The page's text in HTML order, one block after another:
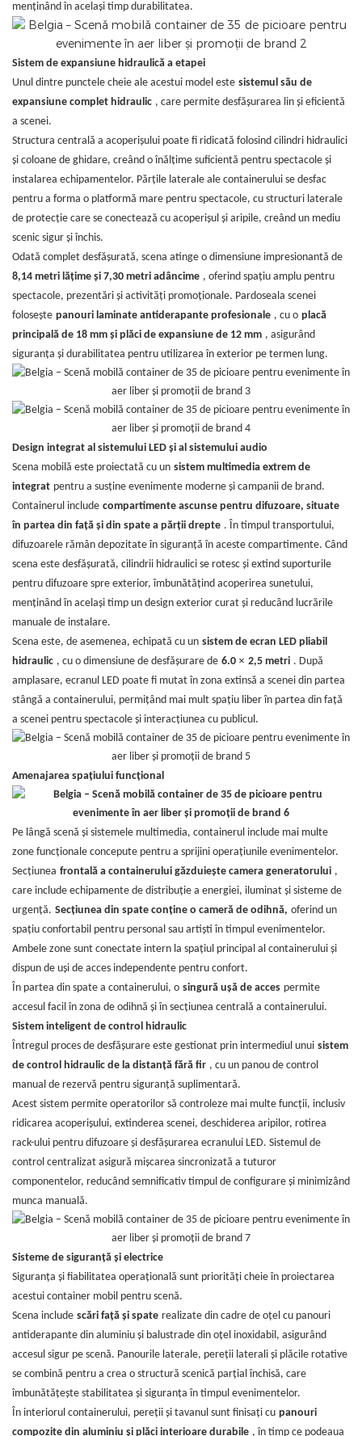
menținând în același timp durabilitatea.
Sistem de expansiune hidraulică a etapei
Unul dintre punctele cheie ale acestui model este sistemul său de
expansiune complet hidraulic , care permite desfășurarea lin și eficientă
a scenei.
Structura centrală a acoperișului poate fi ridicată folosind cilindri hidraulici
și coloane de ghidare, creând o înălțime suficientă pentru spectacole și
instalarea echipamentelor. Părțile laterale ale containerului se desfac
pentru a forma o platformă mare pentru spectacole, cu structuri laterale
de protecție care se conectează cu acoperișul și aripile, creând un mediu
scenic sigur și închis.
Odată complet desfășurată, scena atinge o dimensiune impresionantă de
8,14 metri lățime și 7,30 metri adâncime , oferind spațiu amplu pentru
spectacole, prezentări și activități promoționale. Pardoseala scenei
folosește panouri laminate antiderapante profesionale , cu o placă
principală de 18 mm și plăci de expansiune de 12 mm , asigurând
siguranța și durabilitatea pentru utilizarea în exterior pe termen lung.
Design integrat al sistemului LED și al sistemului audio
Scena mobilă este proiectată cu un sistem multimedia extrem de
integrat pentru a susține evenimente moderne și campanii de brand.
Containerul include compartimente ascunse pentru difuzoare, situate
în partea din față și din spate a părții drepte . În timpul transportului,
difuzoarele rămân depozitate în siguranță în aceste compartimente. Când
scena este desfășurată, cilindrii hidraulici se rotesc și extind suporturile
pentru difuzoare spre exterior, îmbunătățind acoperirea sunetului,
menținând în același timp un design exterior curat și reducând lucrările
manuale de instalare.
Scena este, de asemenea, echipată cu un sistem de ecran LED pliabil
hidraulic , cu o dimensiune de desfășurare de 6.0 × 2,5 metri . După
amplasare, ecranul LED poate fi mutat în zona extinsă a scenei din partea
stângă a containerului, permițând mai mult spațiu liber în partea din față
a scenei pentru spectacole și interacțiunea cu publicul.
Amenajarea spațiului funcțional
Pe lângă scenă și sistemele multimedia, containerul include mai multe
zone funcționale concepute pentru a sprijini operațiunile evenimentelor.
Secțiunea frontală a containerului găzduiește camera generatorului ,
care include echipamente de distribuție a energiei, iluminat și sisteme de
urgență. Secțiunea din spate conține o cameră de odihnă, oferind un
spațiu confortabil pentru personal sau artiști în timpul evenimentelor.
Ambele zone sunt conectate intern la spațiul principal al containerului și
dispun de uși de acces independente pentru confort.
În partea din spate a containerului, o singură ușă de acces permite
accesul facil în zona de odihnă și în secțiunea centrală a containerului.
Sistem inteligent de control hidraulic
Întregul proces de desfășurare este gestionat prin intermediul unui sistem
de control hidraulic de la distanță fără fir , cu un panou de control
manual de rezervă pentru siguranță suplimentară.
Acest sistem permite operatorilor să controleze mai multe funcții, inclusiv
ridicarea acoperișului, extinderea scenei, deschiderea aripilor, rotirea
rack-ului pentru difuzoare și desfășurarea ecranului LED. Sistemul de
control centralizat asigură mișcarea sincronizată a tuturor
componentelor, reducând semnificativ timpul de configurare și minimizând
munca manuală.
Sisteme de siguranță și electrice
Siguranța și fiabilitatea operațională sunt priorități cheie în proiectarea
acestui container mobil pentru scenă.
Scena include scări față și spate realizate din cadre de oțel cu panouri
antiderapante din aluminiu și balustrade din oțel inoxidabil, asigurând
accesul sigur pe scenă. Panourile laterale, pereții laterali și plăcile rotative
se combină pentru a crea o structură scenică parțial închisă, care
îmbunătățește stabilitatea și siguranța în timpul evenimentelor.
În interiorul containerului, pereții și tavanul sunt finisați cu panouri
compozite din aluminiu și plăci interioare durabile , în timp ce podeaua